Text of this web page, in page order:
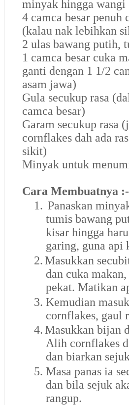
minyak hingga wangi
4 camca besar penuh
(kalau nak lebihkan
2 ulas bawang putih,
1 camca besar cuka
ganti dengan 1 1/2
asam jawa)
Gula secukup rasa
camca besar)
Garam secukup rasa
cornflakes dah ada
sikit)
Minyak untuk
Cara Membuatnya
1. Panaskan
tumis bawang
kisar hingga
garing, guna api
2.Masukkan
dan cuka
pekat. Matikan
3. Kemudian
cornflakes, gaul
4.Masukkan bijan
Alih cornflakes
dan biarkan
5. Masa panas ia
dan bila sejuk
rangup.